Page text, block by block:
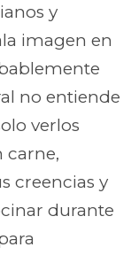
y
imagen en
no entiende
verlos
carne,
creencias y
durante